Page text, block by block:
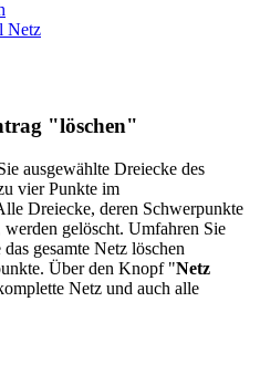
Netz
"löschen"
ausgewählte Dreiecke des
vier Punkte im
Dreiecke, deren Schwerpunkte
gelöscht. Umfahren Sie
gesamte Netz löschen
Über den Knopf "Netz
Netz und auch alle